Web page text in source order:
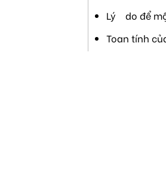
Lý do để
Toan tính